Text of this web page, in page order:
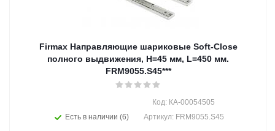
Firmax Направляющие шариковые Soft-Close
полного выдвижения, H=45 мм, L=450 мм.
FRM9055.S45***
Есть в наличии (6)
Код: КА-00054505
Артикул: FRM9055.S45